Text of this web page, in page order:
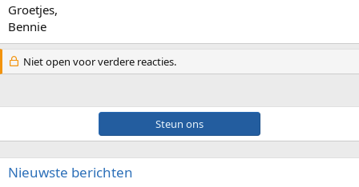
Groetjes,
Bennie
Niet open voor verdere reacties.
Steun ons
Nieuwste berichten